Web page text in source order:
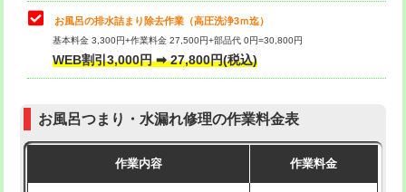
その他部品の脱着 8,800円～
交換・取付（タンク）
交換・取付（普通便座） 11,000円+材料費
交換・取付（温水洗浄便座） 16,500円+材料費
お風呂の排水詰まり除去作業（高圧洗浄3ｍ迄）
基本料金 3,300円+作業料金 27,500円+部品代 0円=30,800円
WEB割引3,000円 ➡ 27,800円(税込)
お風呂つまり・水漏れ修理の作業料金表
作業内容 作業料金